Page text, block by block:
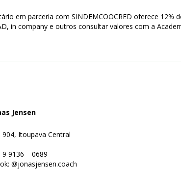
em parceria com SINDEMCOOCRED oferece 12%
in company e outros consultar valores com a
Jensen
Itoupava Central
9136 – 0689
@jonasjensen.coach